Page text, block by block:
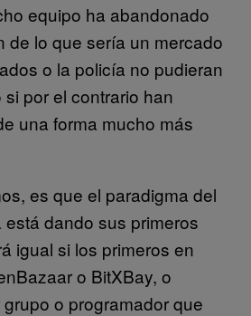
equipo ha abandonado
de lo que sería un mercado
o la policía no pudieran
por el contrario han
una forma mucho más
es que el paradigma del
dando sus primeros
igual si los primeros en
o BitXBay, o
o programador que